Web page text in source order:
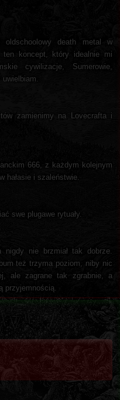
death metal w
ten koncept, który idealnie mi
cywilizacje, Sumerowie,
zamienimy na Lovecrafta i
666, z każdym kolejnym
hałasie i szaleństwie.
swe plugawe rytuały.
nigdy nie brzmiał tak dobrze.
też trzyma poziom, niby nic
ale zagrane tak zgrabnie, a
przyjemnością.